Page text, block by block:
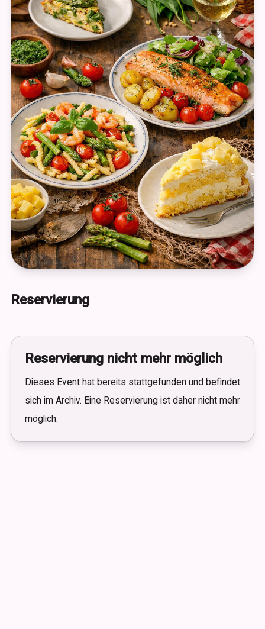
Reservierung
Reservierung nicht mehr möglich
Dieses Event hat bereits stattgefunden und befindet
sich im Archiv. Eine Reservierung ist daher nicht mehr
möglich.